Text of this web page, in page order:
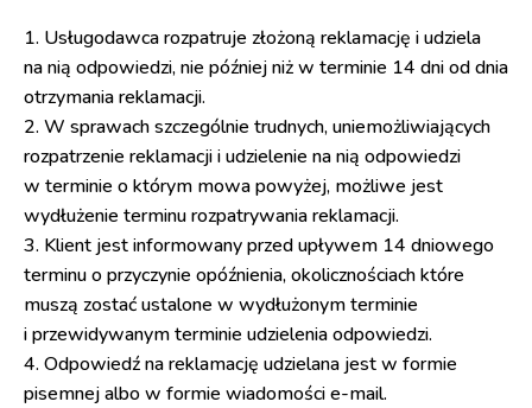
1. Usługodawca rozpatruje złożoną reklamację i udziela
na nią odpowiedzi, nie później niż w terminie 14 dni od dnia
otrzymania reklamacji.
2. W sprawach szczególnie trudnych, uniemożliwiających
rozpatrzenie reklamacji i udzielenie na nią odpowiedzi
w terminie o którym mowa powyżej, możliwe jest
wydłużenie terminu rozpatrywania reklamacji.
3. Klient jest informowany przed upływem 14 dniowego
terminu o przyczynie opóźnienia, okolicznościach które
muszą zostać ustalone w wydłużonym terminie
i przewidywanym terminie udzielenia odpowiedzi.
4. Odpowiedź na reklamację udzielana jest w formie
pisemnej albo w formie wiadomości e-mail.